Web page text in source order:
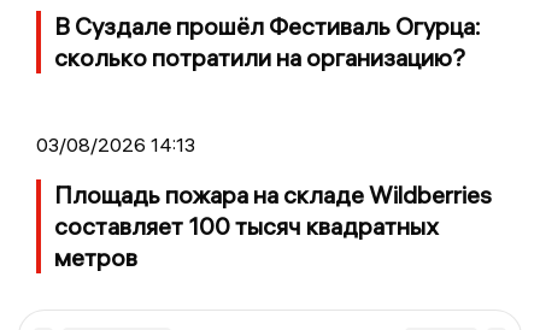
В Суздале прошёл Фестиваль Огурца:
сколько потратили на организацию?
03/08/2026 14:13
Площадь пожара на складе Wildberries
составляет 100 тысяч квадратных
метров